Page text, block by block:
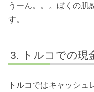
うーん。。。ぼくの肌
す。
トルコでの現
トルコではキャッシュ